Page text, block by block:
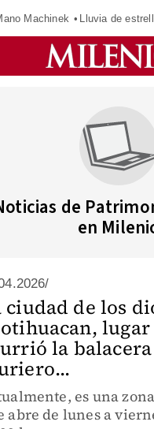
Machinek Lluvia de
de
en
ciudad de los
la
es una
abre de lunes a